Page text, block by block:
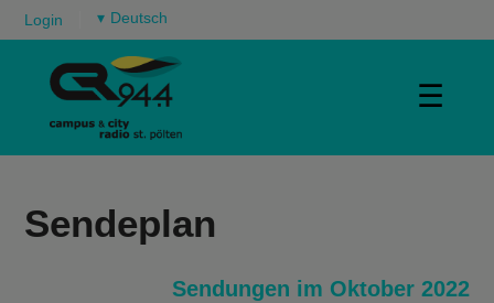
Login ▾
☰
Sendeplan
Sendungen im Oktober 2022